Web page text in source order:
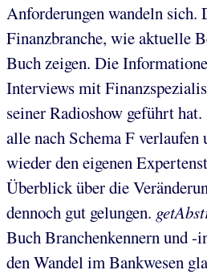
Anforderungen wandeln sich.
Finanzbranche, wie aktuelle
Buch zeigen. Die
Interviews mit
seiner Radioshow geführt hat.
alle nach Schema F
wieder den eigenen
Überblick über die
dennoch gut gelungen.
Buch Branchenkennern und -
den Wandel im Bankwesen